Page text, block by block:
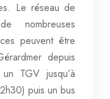
Le réseau de
nombreuses
peuvent être
depuis
TGV jusqu’à
puis un bus